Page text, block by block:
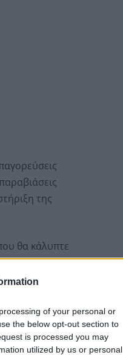
of your personal or
the below opt-out section to
is processed you may
utilized by us or personal
της
θα κάλυπτε
Ορμούζ θα
ηγετών της
κυρώσεις,